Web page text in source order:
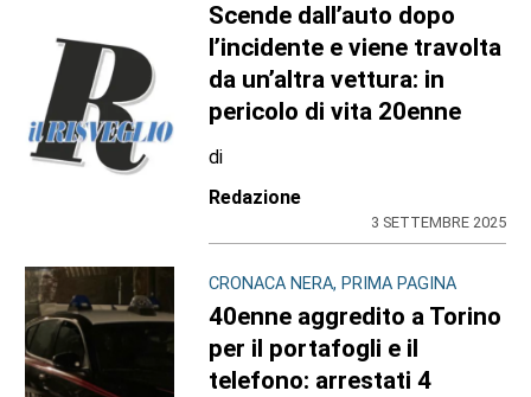
Scende dall’auto dopo
l’incidente e viene travolta
da un’altra vettura: in
pericolo di vita 20enne
di
Redazione
3 SETTEMBRE 2025
CRONACA NERA, PRIMA PAGINA
40enne aggredito a Torino
per il portafogli e il
telefono: arrestati 4